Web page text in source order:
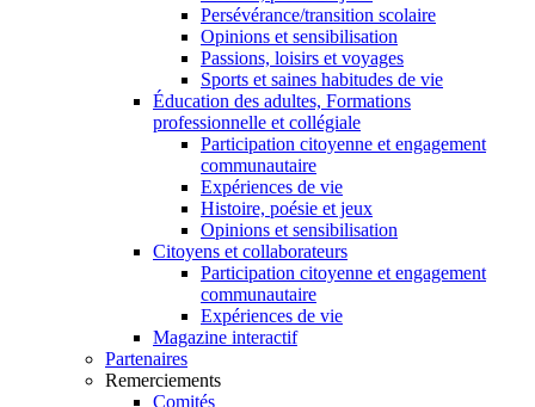
Persévérance/transition scolaire
Opinions et sensibilisation
Passions, loisirs et voyages
Sports et saines habitudes de vie
Éducation des adultes, Formations
professionnelle et collégiale
Participation citoyenne et engagement
communautaire
Expériences de vie
Histoire, poésie et jeux
Opinions et sensibilisation
Citoyens et collaborateurs
Participation citoyenne et engagement
communautaire
Expériences de vie
Magazine interactif
Partenaires
Remerciements
Comités